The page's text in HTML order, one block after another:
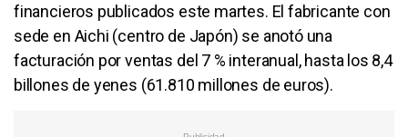
financieros publicados este martes. El fabricante con
sede en Aichi (centro de Japón) se anotó una
facturación por ventas del 7 % interanual, hasta los 8,4
billones de yenes (61.810 millones de euros).